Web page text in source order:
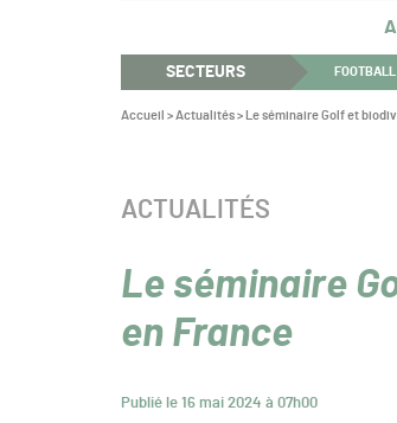
SECTEURS FOOTBALL
Vous
Accueil >Actualités> Le séminaire Golf et
Le séminaire
en France
Publié le 16 mai 2024 à 07h00
CATÉGORIE :
ACTUALITÉS